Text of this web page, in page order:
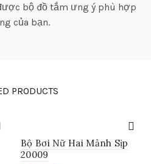
bộ đồ tắm ưng ý phù hợp
của bạn.
PRODUCTS
Bộ Bơi Nữ Hai Mảnh Sịp
20009